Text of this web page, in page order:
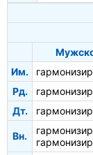
Им.
Рд.
Дт.
Вн.